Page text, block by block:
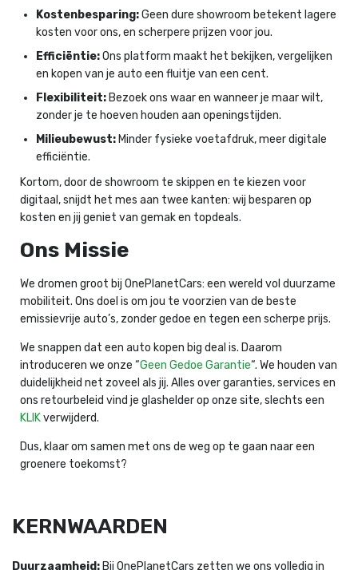
Kostenbesparing:Geen dure showroom betekent lagere
kosten voor ons, en scherpere prijzen voor jou.
Efficiëntie:Ons platform maakt het bekijken, vergelijken
en kopen van je auto een fluitje van een cent.
Flexibiliteit: Bezoek ons waar en wanneer je maar wilt,
zonder je te hoeven houden aan openingstijden.
Milieubewust: Minder fysieke voetafdruk, meer digitale
efficiëntie.
Kortom, door de showroom te skippen en te kiezen voor
digitaal, snijdt het mes aan twee kanten: wij besparen op
kosten en jij geniet van gemak en topdeals.
Ons Missie
We dromen groot bij OnePlanetCars: een wereld vol duurzame
mobiliteit. Ons doel is om jou te voorzien van de beste
emissievrije auto’s, zonder gedoe en tegen een scherpe prijs.
We snappen dat een auto kopen big deal is. Daarom
introduceren we onze “Geen Gedoe Garantie“. We houden van
duidelijkheid net zoveel als jij. Alles over garanties, services en
ons retourbeleid vind je glashelder op onze site, slechts een
KLIKverwijderd.
Dus, klaar om samen met ons de weg op te gaan naar een
groenere toekomst?
KERNWAARDEN
Duurzaamheid: Bij OnePlanetCars zetten we ons volledig in